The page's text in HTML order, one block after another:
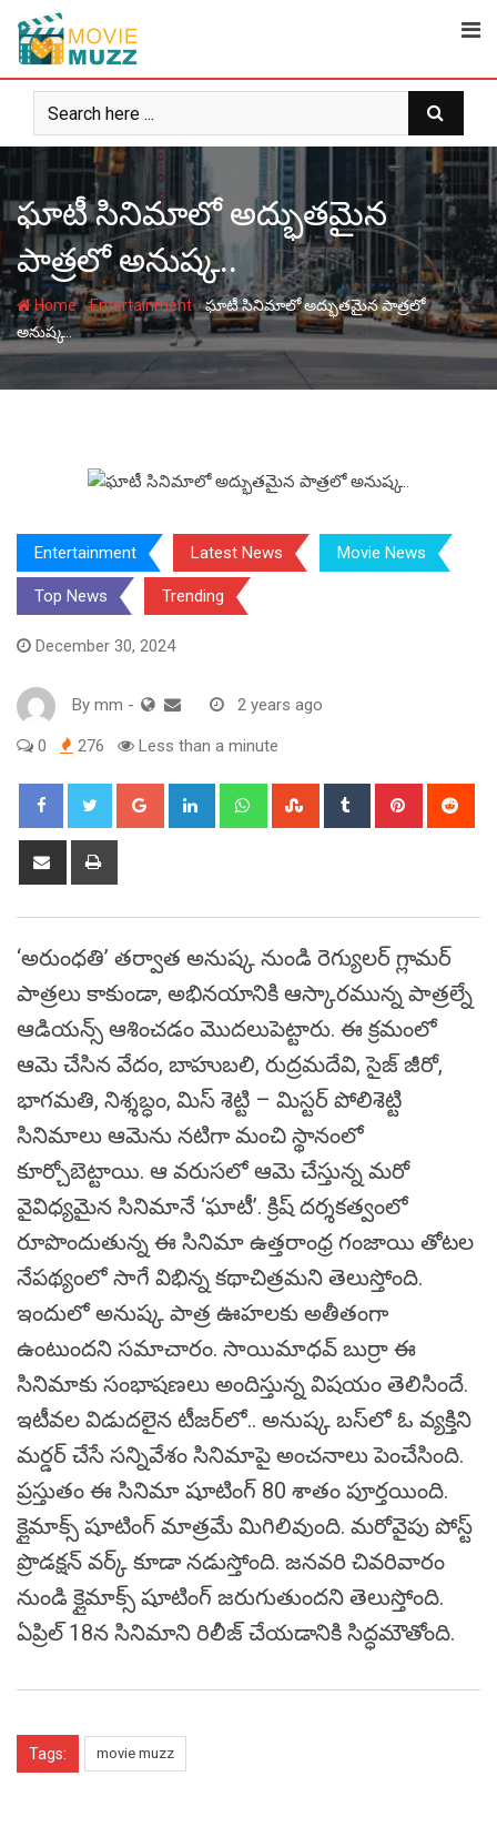
content
ఘాటీ సినిమాలో అద్భుతమైన
పాత్రలో అనుష్క..
Home-Entertainment-ఘాటీ సినిమాలో అద్భుతమైన పాత్రలో
అనుష్క..
Entertainment Latest News Movie News
Top News Trending
December 30, 2024
By mm - 2 years ago
0 276 Less than a minute
Google+ LinkedIn WhatsappStumbleUpon
Tumblr Pinterest
Share
‘అరుంధతి’ తర్వాత అనుష్క నుండి రెగ్యులర్‌ గ్లామర్‌
పాత్రలు కాకుండా, అభినయానికి ఆస్కారమున్న పాత్రల్నే
ఆడియన్స్‌ ఆశించడం మొదలుపెట్టారు. ఈ క్రమంలో
ఆమె చేసిన వేదం, బాహుబలి, రుద్రమదేవి, సైజ్‌ జీరో,
భాగమతి, నిశ్శబ్ధం, మిస్‌ శెట్టి – మిస్టర్‌ పోలిశెట్టి
సినిమాలు ఆమెను నటిగా మంచి స్థానంలో
కూర్చోబెట్టాయి. ఆ వరుసలో ఆమె చేస్తున్న మరో
వైవిధ్యమైన సినిమానే ‘ఘాటీ’. క్రిష్‌ దర్శకత్వంలో
రూపొందుతున్న ఈ సినిమా ఉత్తరాంధ్ర గంజాయి తోటల
నేపథ్యంలో సాగే విభిన్న కథాచిత్రమని తెలుస్తోంది.
ఇందులో అనుష్క పాత్ర ఊహలకు అతీతంగా
ఉంటుందని సమాచారం. సాయిమాధవ్‌ బుర్రా ఈ
సినిమాకు సంభాషణలు అందిస్తున్న విషయం తెలిసిందే.
ఇటీవల విడుదలైన టీజర్‌లో.. అనుష్క బస్‌లో ఓ వ్యక్తిని
మర్డర్‌ చేసే సన్నివేశం సినిమాపై అంచనాలు పెంచేసింది.
ప్రస్తుతం ఈ సినిమా షూటింగ్‌ 80 శాతం పూర్తయింది.
క్లైమాక్స్‌ షూటింగ్‌ మాత్రమే మిగిలివుంది. మరోవైపు పోస్ట్‌
ప్రొడక్షన్‌ వర్క్‌ కూడా నడుస్తోంది. జనవరి చివరివారం
నుండి క్లైమాక్స్‌ షూటింగ్ జరుగుతుందని తెలుస్తోంది.
ఏప్రిల్‌ 18న సినిమాని రిలీజ్‌ చేయడానికి సిద్ధమౌతోంది.
Tags: movie muzz